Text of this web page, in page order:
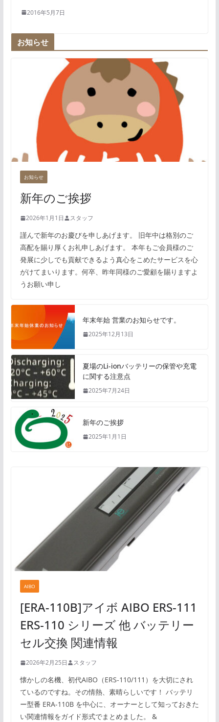
2016年5月7日
お知らせ
お知らせ
新年のご挨拶
2026年1月1日 スタッフ
謹んで新年のお慶びを申しあげます。 旧年中は格別のご
高配を賜り厚くお礼申しあげます。 本年もご会員様のご
発展に少しでも貢献できるよう真心をこめたサービスを心
がけてまいります。何卒、昨年同様のご愛顧を賜りますよ
うお願い申し
年末年始 営業のお知らせです。
2025年12月13日
夏場のLi-ionバッテリーの保管や充電
に関する注意点
2025年7月24日
新年のご挨拶
2025年1月1日
AIBO
[ERA-110B]アイボ AIBO ERS-111
ERS-110 シリーズ 他 バッテリー
セル交換 関連情報
2026年2月25日 スタッフ
懐かしの名機、初代AIBO（ERS-110/111）を大切にされ
ているのですね。その情熱、素晴らしいです！ バッテリ
ー型番 ERA-110B を中心に、オーナーとして知っておきた
い関連情報をガイド形式でまとめました。 &